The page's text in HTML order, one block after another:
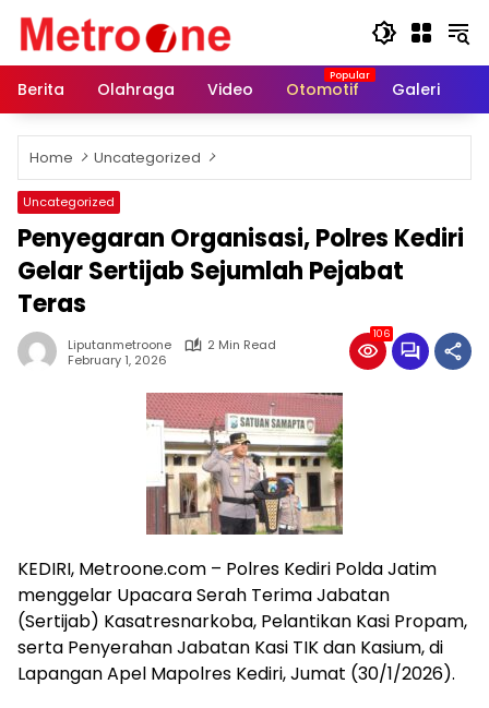
content
Berita
Olahraga Video Otomotif Galeri
Home Uncategorized
Uncategorized
Penyegaran Organisasi, Polres Kediri
Gelar Sertijab Sejumlah Pejabat
Teras
Liputanmetroone
2 Min Read
February 1, 2026
106
KEDIRI, Metroone.com – Polres Kediri Polda Jatim
menggelar Upacara Serah Terima Jabatan
(Sertijab) Kasatresnarkoba, Pelantikan Kasi Propam,
serta Penyerahan Jabatan Kasi TIK dan Kasium, di
Lapangan Apel Mapolres Kediri, Jumat (30/1/2026).